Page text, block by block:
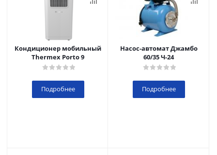
Кондиционер мобильный
Thermex Porto 9
Подробнее
Насос-автомат Джамбо
60/35 Ч-24
Подробнее